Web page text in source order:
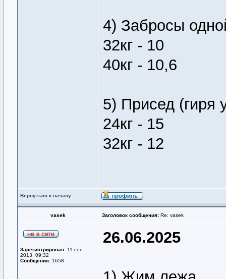
4) Забросы
32кг - 10
40кг - 10,6
5) Присед (гиря
24кг - 15
32кг - 12
Вернуться к началу
vasek Заголовок сообщения: Re: vasek
Зарегистрирован: 11 сен
2013, 09:32
Сообщения: 1658
26.06.2025